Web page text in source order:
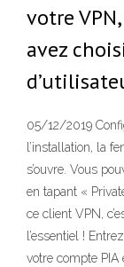
votre
avez
05/12/2019
l’installation, la
s’ouvre. Vous
en tapant «
ce client VPN,
l’essentiel !
votre compte PIA